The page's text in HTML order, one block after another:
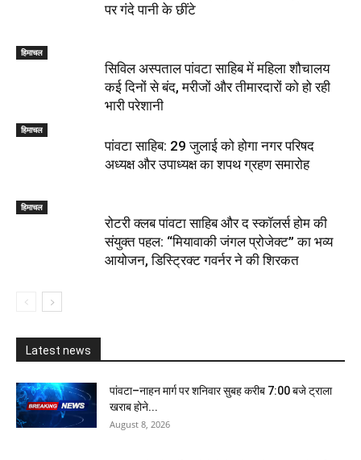
पर गंदे पानी के छींटे
हिमाचल
सिविल अस्पताल पांवटा साहिब में महिला शौचालय
कई दिनों से बंद, मरीजों और तीमारदारों को हो रही
भारी परेशानी
हिमाचल
पांवटा साहिब: 29 जुलाई को होगा नगर परिषद
अध्यक्ष और उपाध्यक्ष का शपथ ग्रहण समारोह
हिमाचल
​रोटरी क्लब पांवटा साहिब और द स्कॉलर्स होम की
संयुक्त पहल: “मियावाकी जंगल प्रोजेक्ट” का भव्य
आयोजन, डिस्ट्रिक्ट गवर्नर ने की शिरकत
Latest news
पांवटा–नाहन मार्ग पर शनिवार सुबह करीब 7:00 बजे ट्राला
खराब होने...
August 8, 2026